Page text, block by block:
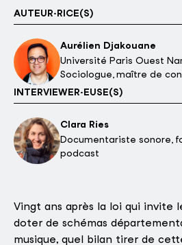
AUTEUR·RICE(S)
Aurélien Djakouane
Université Paris Ouest
Sociologue, maître de
INTERVIEWER·EUSE(S)
Clara Ries
Documentariste sonore,
podcast
Vingt ans après la loi qui invite
doter de schémas
musique, quel bilan tirer de